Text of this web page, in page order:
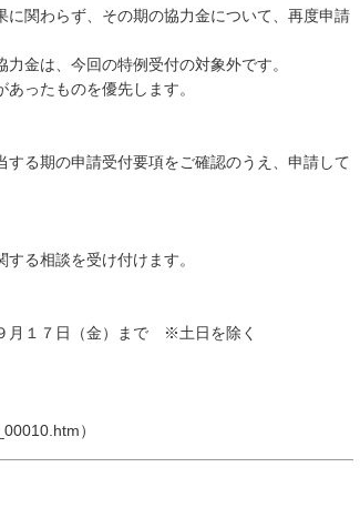
関わらず、その期の協力金について、再度申請
金は、今回の特例受付の対象外です。
ったものを優先します。
る期の申請受付要項をご確認のうえ、申請して
る相談を受け付けます。
月１７日（金）まで ※土日を除く
）